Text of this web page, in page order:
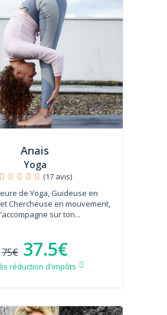
Anais
Yoga
(17 avis)
de Yoga, Guideuse en
Chercheuse en mouvement,
sur ton...
75€ 37.5€
réduction d'impôts